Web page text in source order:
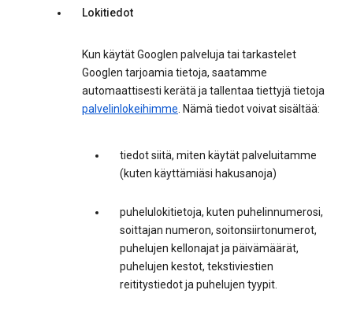
Lokitiedot
Kun käytät Googlen palveluja tai tarkastelet
Googlen tarjoamia tietoja, saatamme
automaattisesti kerätä ja tallentaa tiettyjä tietoja
palvelinlokeihimme. Nämä tiedot voivat sisältää:
tiedot siitä, miten käytät palveluitamme
(kuten käyttämiäsi hakusanoja)
puhelulokitietoja, kuten puhelinnumerosi,
soittajan numeron, soitonsiirtonumerot,
puhelujen kellonajat ja päivämäärät,
puhelujen kestot, tekstiviestien
reititystiedot ja puhelujen tyypit.